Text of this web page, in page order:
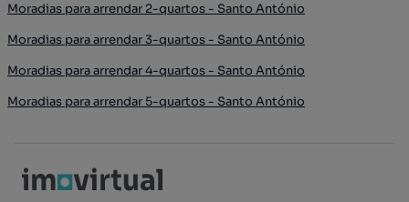
Moradias para arrendar 2-quartos - Santo António
Moradias para arrendar 3-quartos - Santo António
Moradias para arrendar 4-quartos - Santo António
Moradias para arrendar 5-quartos - Santo António